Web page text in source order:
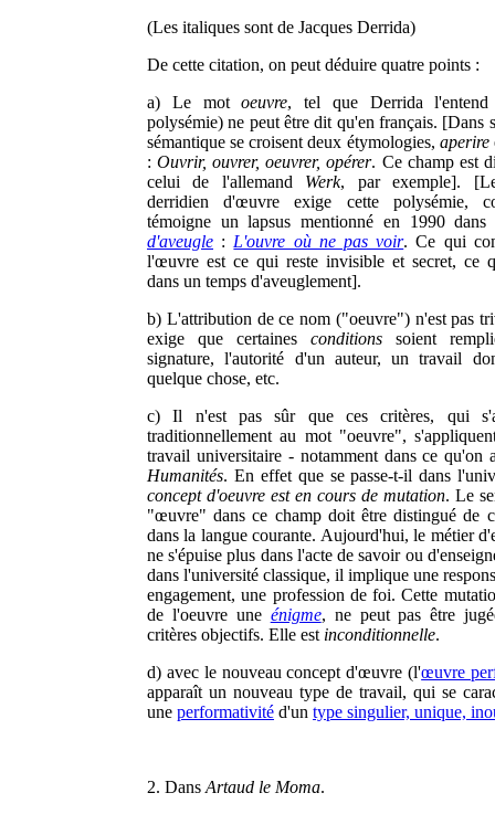
(Les italiques sont de Jacques Derrida)
De cette citation, on peut déduire quatre points :
a) Le motoeuvre, tel que Derrida l'entend
polysémie) ne peut être dit qu'en français. [Dans
sémantique se croisent deux étymologies, aperire
:Ouvrir, ouvrer, oeuvrer, opérer. Ce champ est
celui de l'allemand Werk, par exemple].
derridien d'œuvre exige cette polysémie,
témoigne un lapsus mentionné en 1990 dans
d'aveugle : L'ouvre où ne pas voir. Ce qui
l'œuvre est ce qui reste invisible et secret, ce
dans un temps d'aveuglement].
b) L'attribution de ce nom ("oeuvre") n'est pas
exige que certaines conditions soient
signature, l'autorité d'un auteur, un travail
quelque chose, etc.
c) Il n'est pas sûr que ces critères, qui
traditionnellement au mot "oeuvre",
travail universitaire - notamment dans ce qu'on
Humanités. En effet que se passe-t-il dans
concept d'oeuvre est en cours de mutation. Le
"œuvre" dans ce champ doit être distingué de
dans la langue courante. Aujourd'hui, le métier
ne s'épuise plus dans l'acte de savoir ou
dans l'université classique, il implique une
engagement, une profession de foi. Cette
de l'oeuvre une énigme, ne peut pas être
critères objectifs. Elle est inconditionnelle.
d) avec le nouveau concept d'œuvre (l'œuvre
apparaît un nouveau type de travail, qui se
une performativité d'un type singulier, unique,
2. Dans Artaud le Moma.